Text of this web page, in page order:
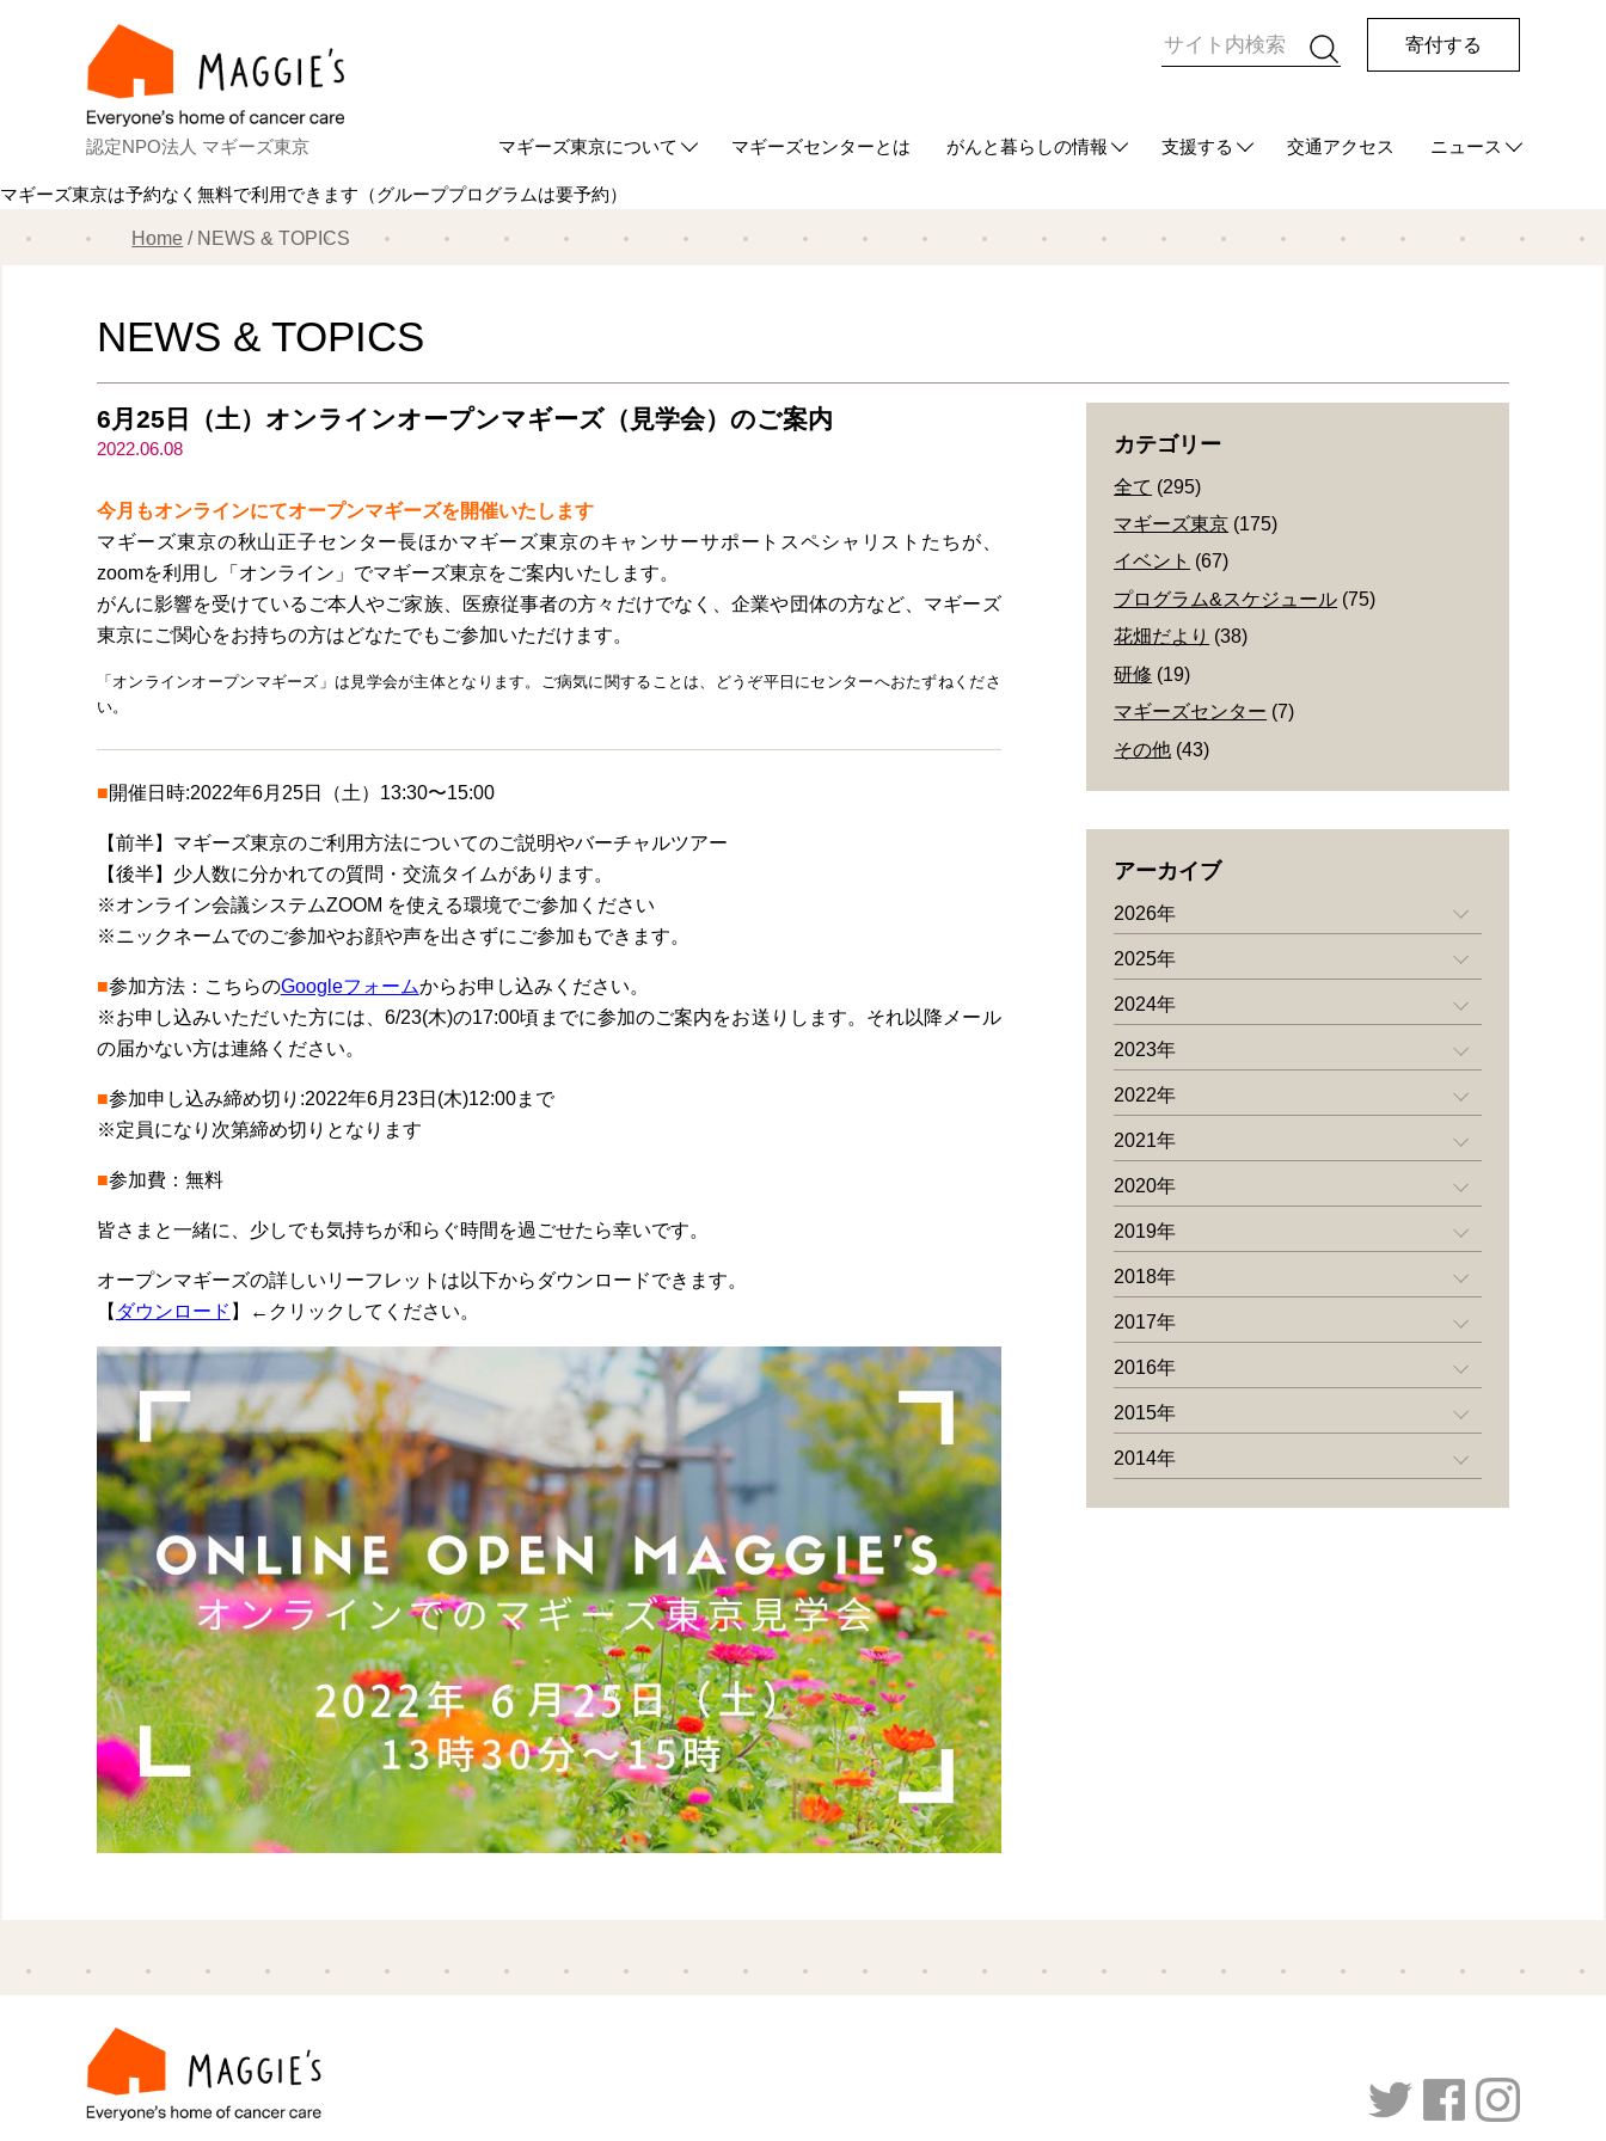
認定NPO法人 マギーズ東京
寄付する
マギーズ東京について
About us
マギーズ東京ってどんなところ？
建築とデザイン
スケジュール
共同代表からのご挨拶
理事の紹介
スタッフ
マギーズ流サポート研修
マギーズセンターとは がんと暮らしの情報 支援する 交通アクセス ニュース
マギーズ東京は予約なく無料で利用できます（グループプログラムは要予約）
Home NEWS & TOPICS
NEWS & TOPICS
6月25日（土）オンラインオープンマギーズ（見学会）のご案内
2022.06.08
今月もオンラインにてオープンマギーズを開催いたします
マギーズ東京の秋山正子センター長ほかマギーズ東京のキャンサーサポートスペシャリストたちが、
zoomを利用し「オンライン」でマギーズ東京をご案内いたします。
がんに影響を受けているご本人やご家族、医療従事者の方々だけでなく、企業や団体の方など、マギーズ
東京にご関心をお持ちの方はどなたでもご参加いただけます。
「オンラインオープンマギーズ」は見学会が主体となります。ご病気に関することは、どうぞ平日にセンターへおたずねくださ
い。
■開催日時:2022年6月25日（土）13:30〜15:00
【前半】マギーズ東京のご利用方法についてのご説明やバーチャルツアー
【後半】少人数に分かれての質問・交流タイムがあります。
※オンライン会議システムZOOM を使える環境でご参加ください
※ニックネームでのご参加やお顔や声を出さずにご参加もできます。
■参加方法：こちらのGoogleフォームからお申し込みください。
※お申し込みいただいた方には、6/23(木)の17:00頃までに参加のご案内をお送りします。それ以降メール
の届かない方は連絡ください。
■参加申し込み締め切り:2022年6月23日(木)12:00まで
※定員になり次第締め切りとなります
■参加費：無料
皆さまと一緒に、少しでも気持ちが和らぐ時間を過ごせたら幸いです。
オープンマギーズの詳しいリーフレットは以下からダウンロードできます。
【 ダウンロード 】←クリックしてください。
カテゴリー
全て (295)
マギーズ東京 (175)
イベント (67)
プログラム&スケジュール (75)
花畑だより (38)
研修 (19)
マギーズセンター (7)
その他 (43)
アーカイブ
2026年
2025年
2024年
2023年
2022年
2021年
2020年
2019年
2018年
2017年
2016年
2015年
2014年